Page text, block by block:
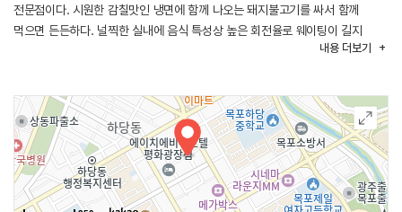
전문점이다. 시원한 감칠맛인 냉면에 함께 나오는 돼지불고기를 싸서 함께
먹으면 든든하다. 널찍한 실내에 음식 특성상 높은 회전율로 웨이팅이 길지
내용 더보기